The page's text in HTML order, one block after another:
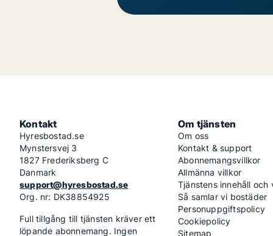
Kontakt
Hyresbostad.se
Mynstersvej 3
1827 Frederiksberg C
Danmark
support@hyresbostad.se
Org. nr: DK38854925
Full tillgång till tjänsten kräver ett
löpande abonnemang. Ingen
Om tjänsten
Om oss
Kontakt & support
Abonnemangsvillkor
Allmänna villkor
Tjänstens innehåll och
Så samlar vi bostäder
Personuppgiftspolicy
Cookiepolicy
Sitemap